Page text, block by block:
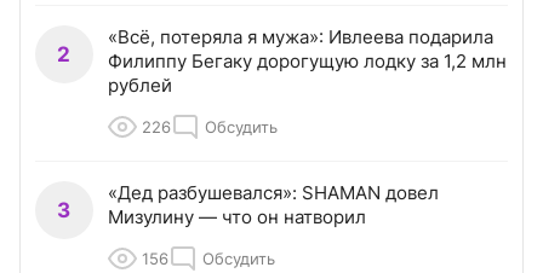
2
«Всё, потеряла я мужа»: Ивлеева подарила
Филиппу Бегаку дорогущую лодку за 1,2 млн
рублей
226 Обсудить
3
«Дед разбушевался»: SHAMAN довел
Мизулину — что он натворил
156 Обсудить